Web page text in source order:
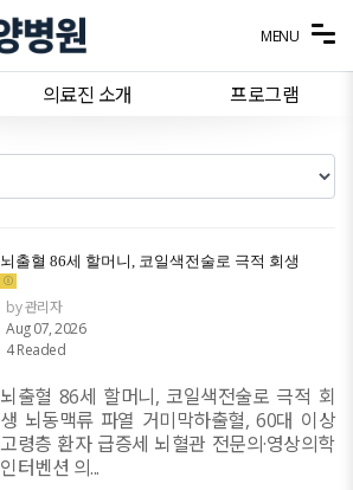
의료진 소개 프로그램
MENU
뇌출혈 86세 할머니, 코일색전술로 극적 회생
by 관리자
Aug 07, 2026
4 Readed
뇌출혈 86세 할머니, 코일색전술로 극적 회
생 뇌동맥류 파열 거미막하출혈, 60대 이상
고령층 환자 급증세 뇌혈관 전문의·영상의학
인터벤션 의...